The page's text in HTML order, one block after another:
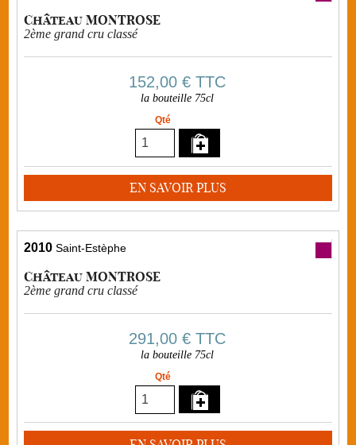
Château MONTROSE
2ème grand cru classé
152,00 € TTC
la bouteille 75cl
Qté
EN SAVOIR PLUS
2010 Saint-Estèphe
Château MONTROSE
2ème grand cru classé
291,00 € TTC
la bouteille 75cl
Qté